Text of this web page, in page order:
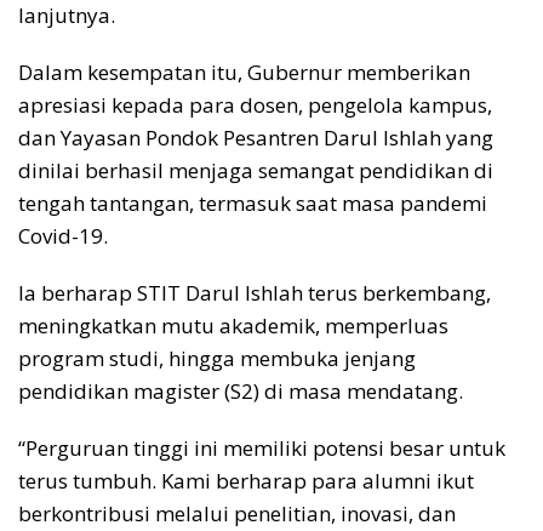
lanjutnya.
Dalam kesempatan itu, Gubernur memberikan
apresiasi kepada para dosen, pengelola kampus,
dan Yayasan Pondok Pesantren Darul Ishlah yang
dinilai berhasil menjaga semangat pendidikan di
tengah tantangan, termasuk saat masa pandemi
Covid-19.
Ia berharap STIT Darul Ishlah terus berkembang,
meningkatkan mutu akademik, memperluas
program studi, hingga membuka jenjang
pendidikan magister (S2) di masa mendatang.
“Perguruan tinggi ini memiliki potensi besar untuk
terus tumbuh. Kami berharap para alumni ikut
berkontribusi melalui penelitian, inovasi, dan